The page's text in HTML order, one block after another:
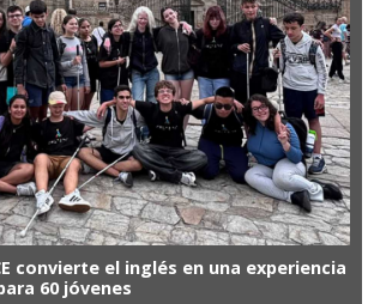
convierte el inglés en una experiencia
60 jóvenes